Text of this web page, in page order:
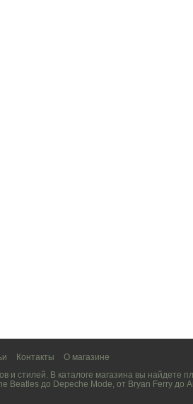
Контакты
О магазине
и стилей. В каталоге магазина вы найдете
Beatles до Depeche Mode, от Bryan Ferry до